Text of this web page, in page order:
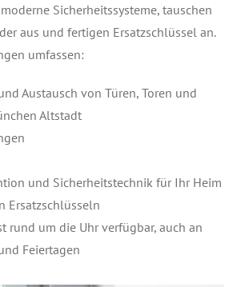
Sicherheitssysteme, tauschen
aus und fertigen Ersatzschlüssel an.
umfassen:
Austausch von Türen, Toren und
Altstadt
und Sicherheitstechnik für Ihr Heim
Ersatzschlüsseln
rund um die Uhr verfügbar, auch an
Feiertagen